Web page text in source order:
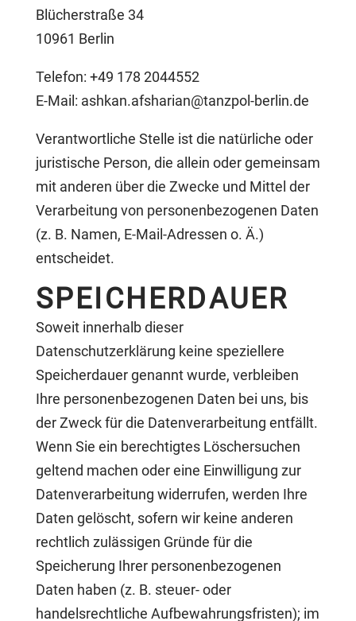
Blücherstraße 34
10961 Berlin
Telefon: +49 178 2044552
E-Mail: ashkan.afsharian@tanzpol-berlin.de
Verantwortliche Stelle ist die natürliche oder
juristische Person, die allein oder gemeinsam
mit anderen über die Zwecke und Mittel der
Verarbeitung von personenbezogenen Daten
(z. B. Namen, E-Mail-Adressen o. Ä.)
entscheidet.
SPEICHERDAUER
Soweit innerhalb dieser
Datenschutzerklärung keine speziellere
Speicherdauer genannt wurde, verbleiben
Ihre personenbezogenen Daten bei uns, bis
der Zweck für die Datenverarbeitung entfällt.
Wenn Sie ein berechtigtes Löschersuchen
geltend machen oder eine Einwilligung zur
Datenverarbeitung widerrufen, werden Ihre
Daten gelöscht, sofern wir keine anderen
rechtlich zulässigen Gründe für die
Speicherung Ihrer personenbezogenen
Daten haben (z. B. steuer- oder
handelsrechtliche Aufbewahrungsfristen); im